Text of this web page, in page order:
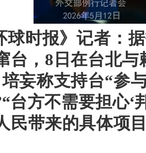
球时报》记者：
台，8日在台北
妄称支持台“参
台方不需要担心‘
民带来的具体项